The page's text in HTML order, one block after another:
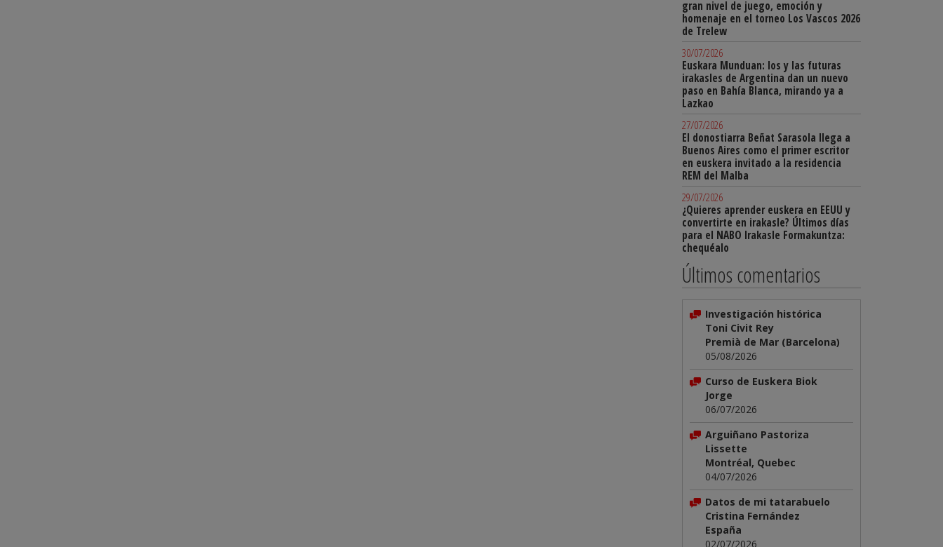
gran nivel de juego, emoción y
homenaje en el torneo Los Vascos 2026
de Trelew
30/07/2026
Euskara Munduan: los y las futuras
irakasles de Argentina dan un nuevo
paso en Bahía Blanca, mirando ya a
Lazkao
27/07/2026
El donostiarra Beñat Sarasola llega a
Buenos Aires como el primer escritor
en euskera invitado a la residencia
REM del Malba
29/07/2026
¿Quieres aprender euskera en EEUU y
convertirte en irakasle? Últimos días
para el NABO Irakasle Formakuntza:
chequéalo
Últimos comentarios
Investigación histórica
Toni Civit Rey
Premià de Mar (Barcelona)
05/08/2026
Curso de Euskera Biok
Jorge
06/07/2026
Arguiñano Pastoriza
Lissette
Montréal, Quebec
04/07/2026
Datos de mi tatarabuelo
Cristina Fernández
España
02/07/2026